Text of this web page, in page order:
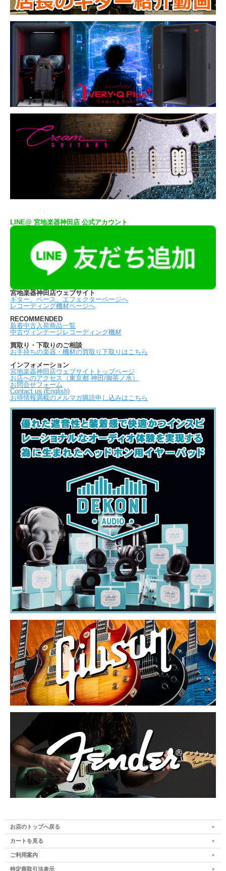
LINE@ 宮地楽器神田店 公式アカウント
宮地楽器神田店ウェブサイト
ギター、ベース、エフェクターページへ
レコーディング機材ページへ
RECOMMENDED
新着中古入荷商品一覧
中古ヴィンテージレコーディング機材
買取り・下取りのご相談
お手持ちの楽器・機材の買取り下取りはこちら
インフォメーション
宮地楽器神田店ウェブサイトトップページ
お店へのアクセス（東京都 神田/御茶ノ水）
お問合せフォーム
Contact us (English)
お得情報満載のメルマガ購読申し込みはこちら
お店のトップへ戻る
カートを見る
ご利用案内
特定商取引法表示